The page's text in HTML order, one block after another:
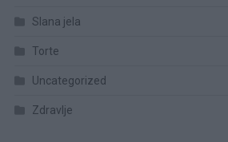
Slana jela
Torte
Uncategorized
Zdravlje